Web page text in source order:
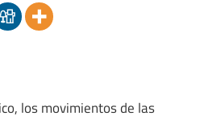
los movimientos de las